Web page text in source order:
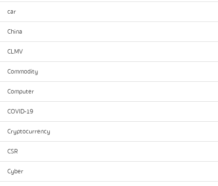
car
China
CLMV
Commodity
Computer
COVID-19
Cryptocurrency
CSR
Cyber